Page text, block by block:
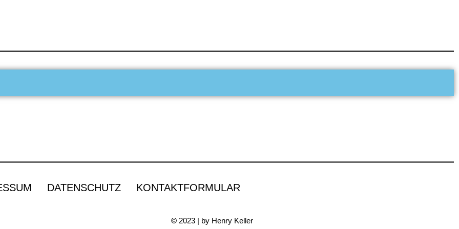
DATENSCHUTZ KONTAKTFORMULAR
© 2023 | by Henry Keller